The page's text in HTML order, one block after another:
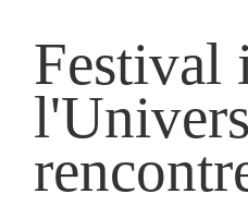
Festival